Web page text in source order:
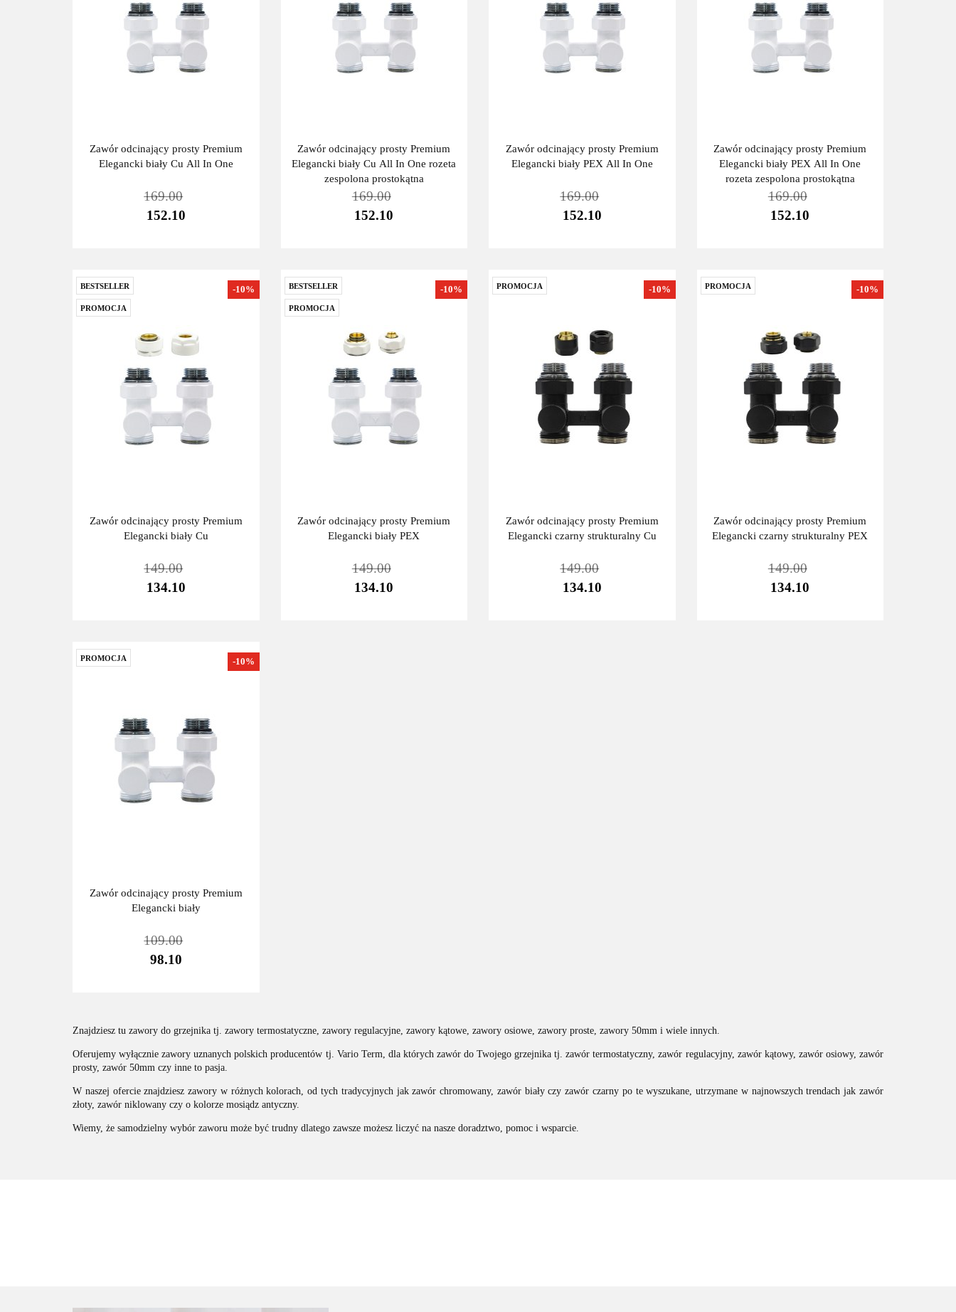
Zawór odcinający prosty Premium
Elegancki biały Cu All In One
169.00
152.10
Zawór odcinający prosty Premium
Elegancki biały Cu All In One rozeta
zespolona prostokątna
169.00
152.10
Zawór odcinający prosty Premium
Elegancki biały PEX All In One
169.00
152.10
Zawór odcinający prosty Premium
Elegancki biały PEX All In One
rozeta zespolona prostokątna
169.00
152.10
BESTSELLER
PROMOCJA
Zawór odcinający prosty Premium
Elegancki biały Cu
149.00
-10%
134.10
BESTSELLER
PROMOCJA
Zawór odcinający prosty Premium
Elegancki biały PEX
149.00
-10%
134.10
PROMOCJA
Zawór odcinający prosty Premium
Elegancki czarny strukturalny Cu
149.00
-10%
134.10
PROMOCJA
Zawór odcinający prosty Premium
Elegancki czarny strukturalny PEX
149.00
-10%
134.10
PROMOCJA
Zawór odcinający prosty Premium
Elegancki biały
109.00
-10%
98.10
Znajdziesz tu zawory do grzejnika tj. zawory termostatyczne, zawory regulacyjne, zawory kątowe, zawory osiowe, zawory proste, zawory 50mm i wiele innych.
Oferujemy wyłącznie zawory uznanych polskich producentów tj. Vario Term, dla których zawór do Twojego grzejnika tj. zawór termostatyczny, zawór regulacyjny, zawór kątowy, zawór osiowy, zawór
prosty, zawór 50mm czy inne to pasja.
W naszej ofercie znajdziesz zawory w różnych kolorach, od tych tradycyjnych jak zawór chromowany, zawór biały czy zawór czarny po te wyszukane, utrzymane w najnowszych trendach jak zawór
złoty, zawór niklowany czy o kolorze mosiądz antyczny.
Wiemy, że samodzielny wybór zaworu może być trudny dlatego zawsze możesz liczyć na nasze doradztwo, pomoc i wsparcie.